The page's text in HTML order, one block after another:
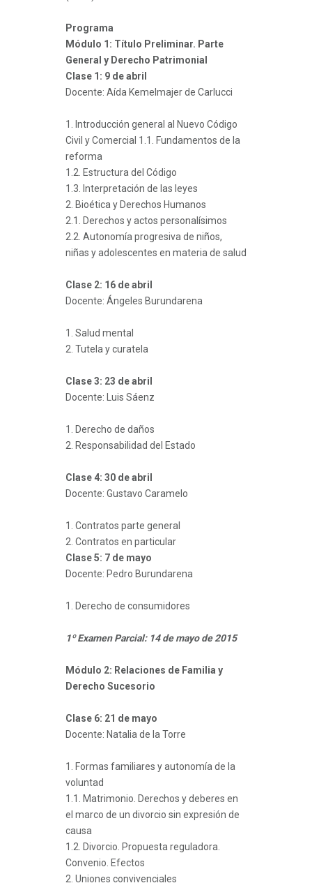
Programa
Módulo 1: Título Preliminar. Parte
General y Derecho Patrimonial
Clase 1: 9 de abril
Docente: Aída Kemelmajer de Carlucci
1. Introducción general al Nuevo Código
Civil y Comercial 1.1. Fundamentos de la
reforma
1.2. Estructura del Código
1.3. Interpretación de las leyes
2. Bioética y Derechos Humanos
2.1. Derechos y actos personalísimos
2.2. Autonomía progresiva de niños,
niñas y adolescentes en materia de salud
Clase 2: 16 de abril
Docente: Ángeles Burundarena
1. Salud mental
2. Tutela y curatela
Clase 3: 23 de abril
Docente: Luis Sáenz
1. Derecho de daños
2. Responsabilidad del Estado
Clase 4: 30 de abril
Docente: Gustavo Caramelo
1. Contratos parte general
2. Contratos en particular
Clase 5: 7 de mayo
Docente: Pedro Burundarena
1. Derecho de consumidores
1º Examen Parcial: 14 de mayo de 2015
Módulo 2: Relaciones de Familia y
Derecho Sucesorio
Clase 6: 21 de mayo
Docente: Natalia de la Torre
1. Formas familiares y autonomía de la
voluntad
1.1. Matrimonio. Derechos y deberes en
el marco de un divorcio sin expresión de
causa
1.2. Divorcio. Propuesta reguladora.
Convenio. Efectos
2. Uniones convivenciales